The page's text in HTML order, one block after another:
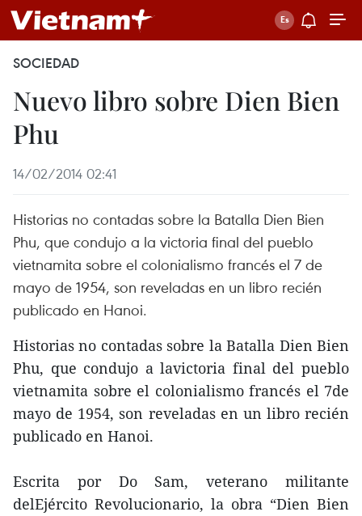
SOCIEDAD
Nuevo libro sobre Dien Bien
Phu
14/02/2014 02:41
Historias no contadas sobre la Batalla Dien Bien
Phu, que condujo a la victoria final del pueblo
vietnamita sobre el colonialismo francés el 7 de
mayo de 1954, son reveladas en un libro recién
publicado en Hanoi.
Historias no contadas sobre la Batalla Dien Bien
Phu, que condujo a lavictoria final del pueblo
vietnamita sobre el colonialismo francés el 7de
mayo de 1954, son reveladas en un libro recién
publicado en Hanoi.
Escrita por Do Sam, veterano militante
delEjército Revolucionario, la obra “Dien Bien